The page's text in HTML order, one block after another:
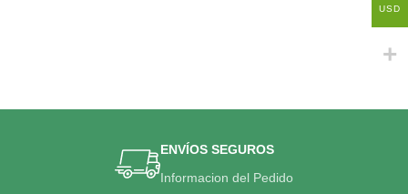
ENVÍOS SEGUROS
Informacion del Pedido
USD